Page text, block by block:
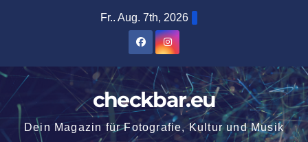
Fr.. Aug. 7th, 2026
checkbar.eu
Dein Magazin für Fotografie, Kultur und Musik